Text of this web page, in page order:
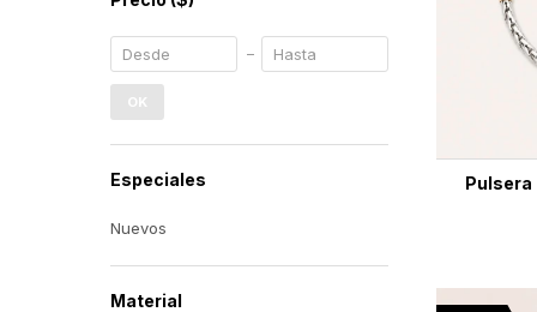
Pulsera
OK
Especiales
Nuevos
Material